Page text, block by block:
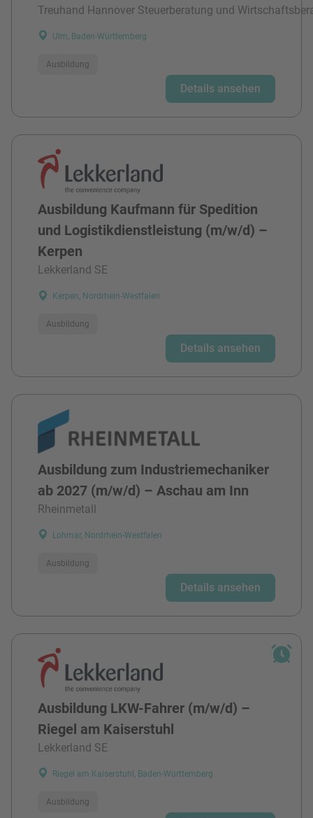
Treuhand Hannover Steuerberatung und
Ulm, Baden-Württemberg
Ausbildung
Details ansehen
Ausbildung Kaufmann für Spedition
und Logistikdienstleistung (m/w/d) –
Kerpen
Lekkerland SE
Kerpen, Nordrhein-Westfalen
Ausbildung
Details ansehen
Ausbildung zum Industriemechaniker
ab 2027 (m/w/d) – Aschau am Inn
Rheinmetall
Lohmar, Nordrhein-Westfalen
Ausbildung
Details ansehen
Ausbildung LKW-Fahrer (m/w/d) –
Riegel am Kaiserstuhl
Lekkerland SE
Riegel am Kaiserstuhl, Baden-Württemberg
Ausbildung